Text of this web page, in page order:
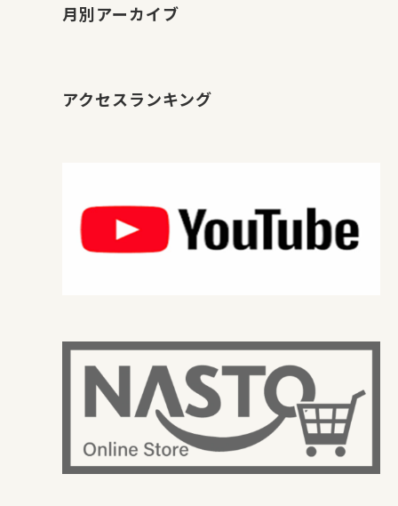
月別アーカイブ
アクセスランキング